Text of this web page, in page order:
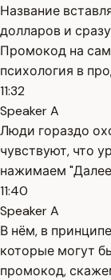
Название
долларов и
Промокод на
психология в
11:32
Speaker A
Люди гораздо
чувствуют, что
нажимаем
11:40
Speaker A
В нём, в
которые могут
промокод,